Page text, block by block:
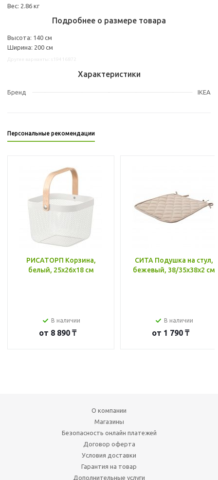
Вес: 2.86 кг
Подробнее о размере товара
Высота: 140 см
Ширина: 200 см
Характеристики
Бренд IKEA
Персональные рекомендации
РИСАТОРП Корзина,
белый, 25x26x18 см
В наличии
от 8 890 ₸
СИТА Подушка на стул,
бежевый, 38/35x38x2 см
В наличии
от 1 790 ₸
О компании
Магазины
Безопасность онлайн платежей
Договор оферта
Условия доставки
Гарантия на товар
Дополнительные услуги